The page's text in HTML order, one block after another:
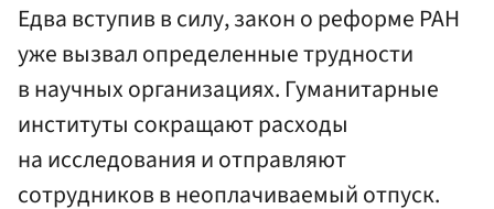
Едва вступив в силу, закон о реформе РАН
уже вызвал определенные трудности
в научных организациях. Гуманитарные
институты сокращают расходы
на исследования и отправляют
сотрудников в неоплачиваемый отпуск.